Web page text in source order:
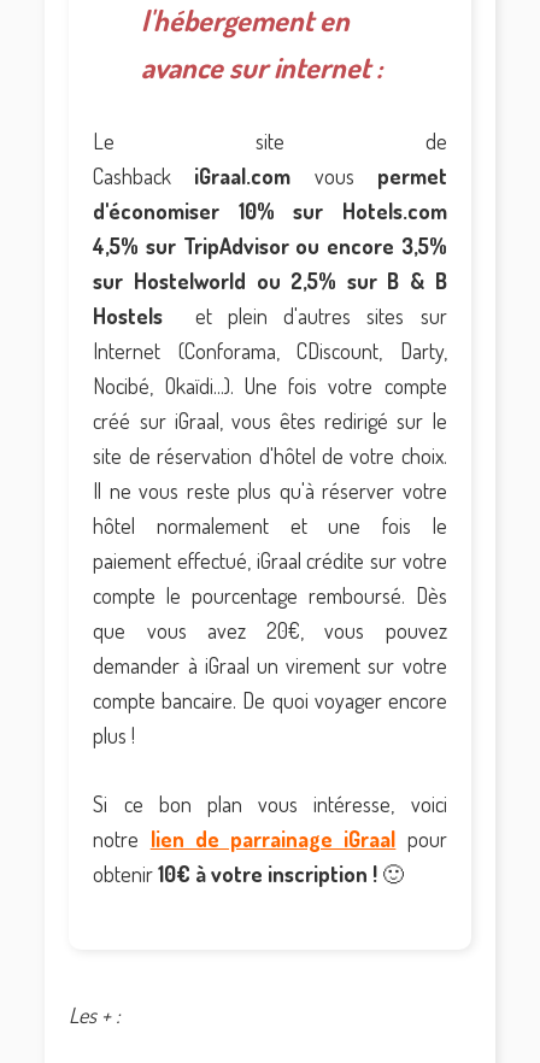
l'hébergement en
avance sur internet :
Le site de
Cashback iGraal.com vous permet
d'économiser 10% sur Hotels.com
4,5% sur TripAdvisor ou encore 3,5%
sur Hostelworld ou 2,5% sur B & B
Hostels et plein d'autres sites sur
Internet (Conforama, CDiscount, Darty,
Nocibé, Okaïdi...). Une fois votre compte
créé sur iGraal, vous êtes redirigé sur le
site de réservation d'hôtel de votre choix.
Il ne vous reste plus qu'à réserver votre
hôtel normalement et une fois le
paiement effectué, iGraal crédite sur votre
compte le pourcentage remboursé. Dès
que vous avez 20€, vous pouvez
demander à iGraal un virement sur votre
compte bancaire. De quoi voyager encore
plus !
Si ce bon plan vous intéresse, voici
notre lien de parrainage iGraal pour
obtenir10€ à votre inscription ! 🙂
Les + :